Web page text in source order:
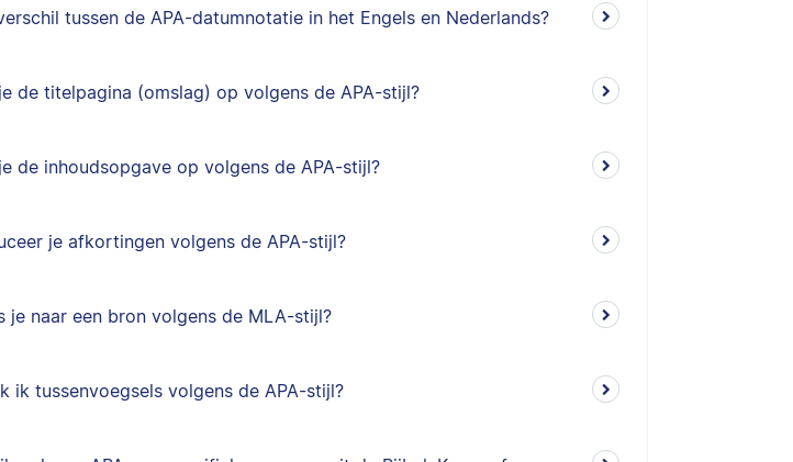
tussen de APA-datumnotatie in het Engels en Nederlands?
de titelpagina (omslag) op volgens de APA-stijl?
de inhoudsopgave op volgens de APA-stijl?
je afkortingen volgens de APA-stijl?
je naar een bron volgens de MLA-stijl?
ik tussenvoegsels volgens de APA-stijl?